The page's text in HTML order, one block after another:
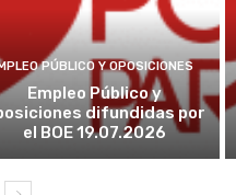
PÚBLICO Y OPOSICIONES
Empleo Público y
difundidas por
el BOE 19.07.2026